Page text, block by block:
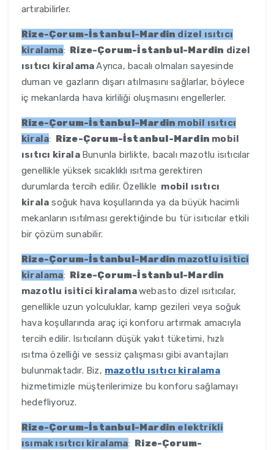
artırabilirler.
Rize-Çorum-İstanbul-Mardin dizel ısıtıcı
kiralama: Rize-Çorum-İstanbul-Mardin dizel
ısıtıcı kiralamaAyrıca, bacalı olmaları sayesinde
duman ve gazların dışarı atılmasını sağlarlar, böylece
iç mekanlarda hava kirliliği oluşmasını engellerler.
Rize-Çorum-İstanbul-Mardin mobil ısıtıcı
kirala: Rize-Çorum-İstanbul-Mardin mobil
ısıtıcı kirala Bununla birlikte, bacalı mazotlu isıtıcılar
genellikle yüksek sıcaklıklı ısıtma gerektiren
durumlarda tercih edilir. Özellikle mobil ısıtıcı
kirala soğuk hava koşullarında ya da büyük hacimli
mekanların ısıtılması gerektiğinde bu tür isıtıcılar etkili
bir çözüm sunabilir.
Rize-Çorum-İstanbul-Mardin mazotlu isitici
kiralama: Rize-Çorum-İstanbul-Mardin
mazotlu isitici kiralamawebasto dizel ısıtıcılar,
genellikle uzun yolculuklar, kamp gezileri veya soğuk
hava koşullarında araç içi konforu artırmak amacıyla
tercih edilir. Isıtıcıların düşük yakıt tüketimi, hızlı
ısıtma özelliği ve sessiz çalışması gibi avantajları
bulunmaktadır. Biz, mazotlu ısıtıcı kiralama
hizmetimizle müşterilerimize bu konforu sağlamayı
hedefliyoruz.
Rize-Çorum-İstanbul-Mardin elektrikli
ısımak ısıtıcı kiralama: Rize-Çorum-